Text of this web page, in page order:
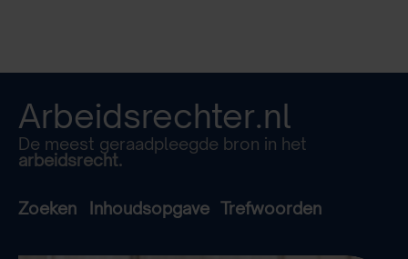
Arbeidsrechter.nl
De meest geraadpleegde bron in het
arbeidsrecht.
Zoeken Inhoudsopgave Trefwoorden